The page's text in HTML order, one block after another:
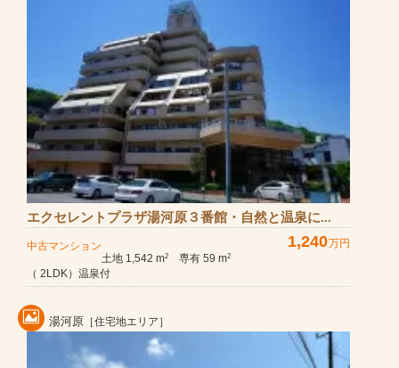
エクセレントプラザ湯河原３番館・自然と温泉に...
中古マンション 1,240万円
土地 1,542 m2 専有 59 m2
（ 2LDK）温泉付
湯河原 ［住宅地エリア］